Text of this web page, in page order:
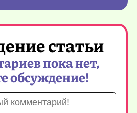
статьи
пока нет,
обсуждение!